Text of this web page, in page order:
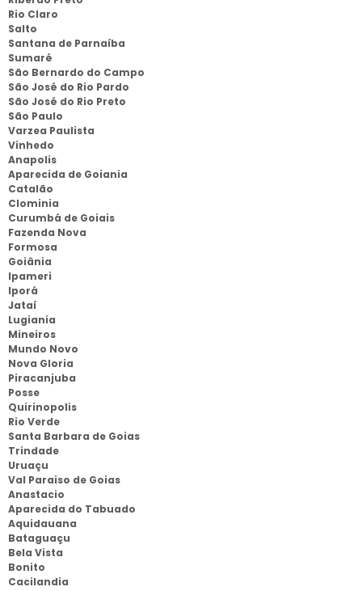
Rio Claro
Salto
Santana de Parnaíba
Sumaré
São Bernardo do Campo
São José do Rio Pardo
São José do Rio Preto
São Paulo
Varzea Paulista
Vinhedo
Anapolis
Aparecida de Goiania
Catalão
Clominia
Curumbá de Goiais
Fazenda Nova
Formosa
Goiânia
Ipameri
Iporá
Jataí
Lugiania
Mineiros
Mundo Novo
Nova Gloria
Piracanjuba
Posse
Quirinopolis
Rio Verde
Santa Barbara de Goias
Trindade
Uruaçu
Val Paraiso de Goias
Anastacio
Aparecida do Tabuado
Aquidauana
Bataguaçu
Bela Vista
Bonito
Cacilandia